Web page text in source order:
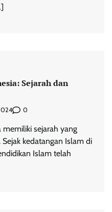
Sejarah dan
0
sejarah yang
kedatangan Islam di
Islam telah